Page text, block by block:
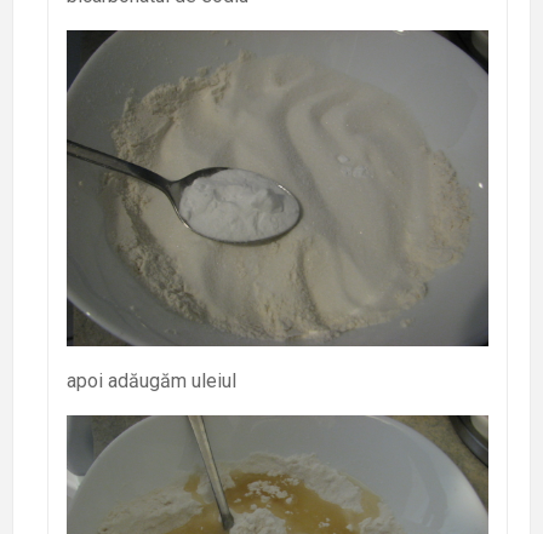
apoi adăugăm uleiul